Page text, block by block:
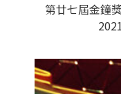
第廿七屆金鐘